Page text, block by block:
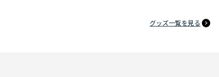
グッズ一覧を見る